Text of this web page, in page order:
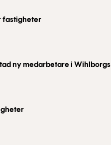
fastigheter
ny medarbetare i Wihlborgs